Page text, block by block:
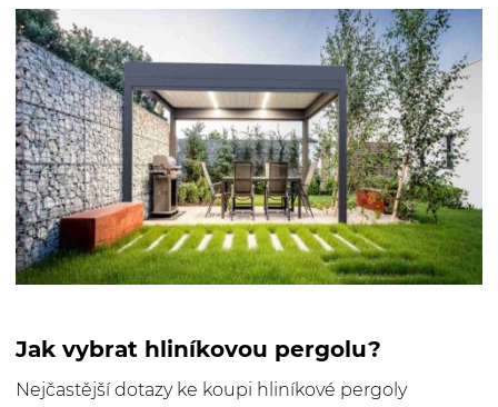
Jak vybrat hliníkovou pergolu?
Nejčastější dotazy ke koupi hliníkové pergoly